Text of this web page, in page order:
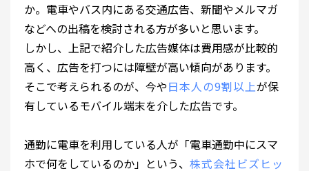
か。電車やバス内にある交通広告、新聞やメルマガ
などへの出稿を検討される方が多いと思います。
しかし、上記で紹介した広告媒体は費用感が比較的
高く、広告を打つには障壁が高い傾向があります。
そこで考えられるのが、今や日本人の9割以上が保
有しているモバイル端末を介した広告です。
通勤に電車を利用している人が「電車通勤中にスマ
ホで何をしているのか」という、 株式会社ビズヒッ